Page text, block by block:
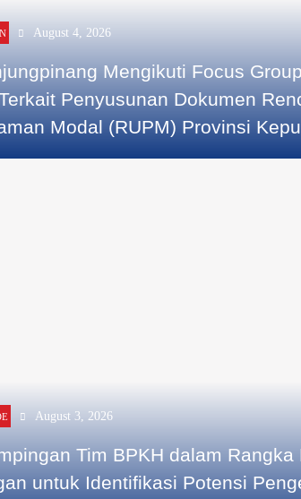
July 31, 2026August 4, 2026
Mengikuti Focus
Penyusunan Dokumen
Modal (RUPM) Provinsi
August 3, 2026
Tim BPKH dalam Rangka
untuk Identifikasi Potensi